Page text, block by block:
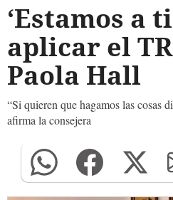
‘Estamos a
aplicar el
Paola Hall
“Si quieren que hagamos las cosas
afirma la consejera